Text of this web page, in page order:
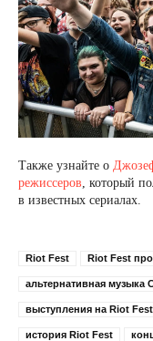
Также узнайте о
режиссеров, который
в известных сериалах.
Riot Fest Riot Fest
альтернативная музыка
выступления на Riot Fest
история Riot Fest